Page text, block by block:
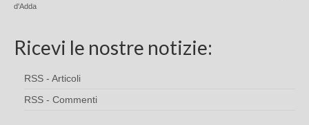
d'Adda
Ricevi le nostre notizie:
RSS - Articoli
RSS - Commenti